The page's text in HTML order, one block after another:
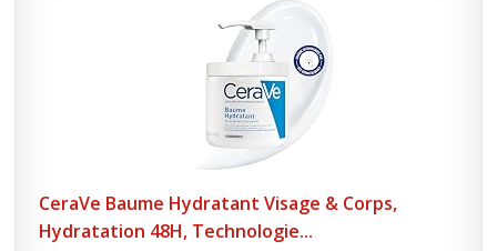
CeraVe Baume Hydratant Visage & Corps,
Hydratation 48H, Technologie...